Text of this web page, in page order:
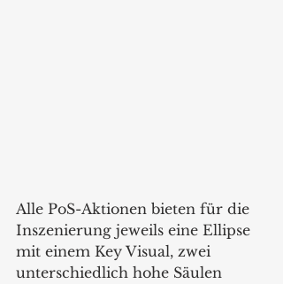
Alle PoS-Aktionen bieten für die
Inszenierung jeweils eine Ellipse
mit einem Key Visual, zwei
unterschiedlich hohe Säulen